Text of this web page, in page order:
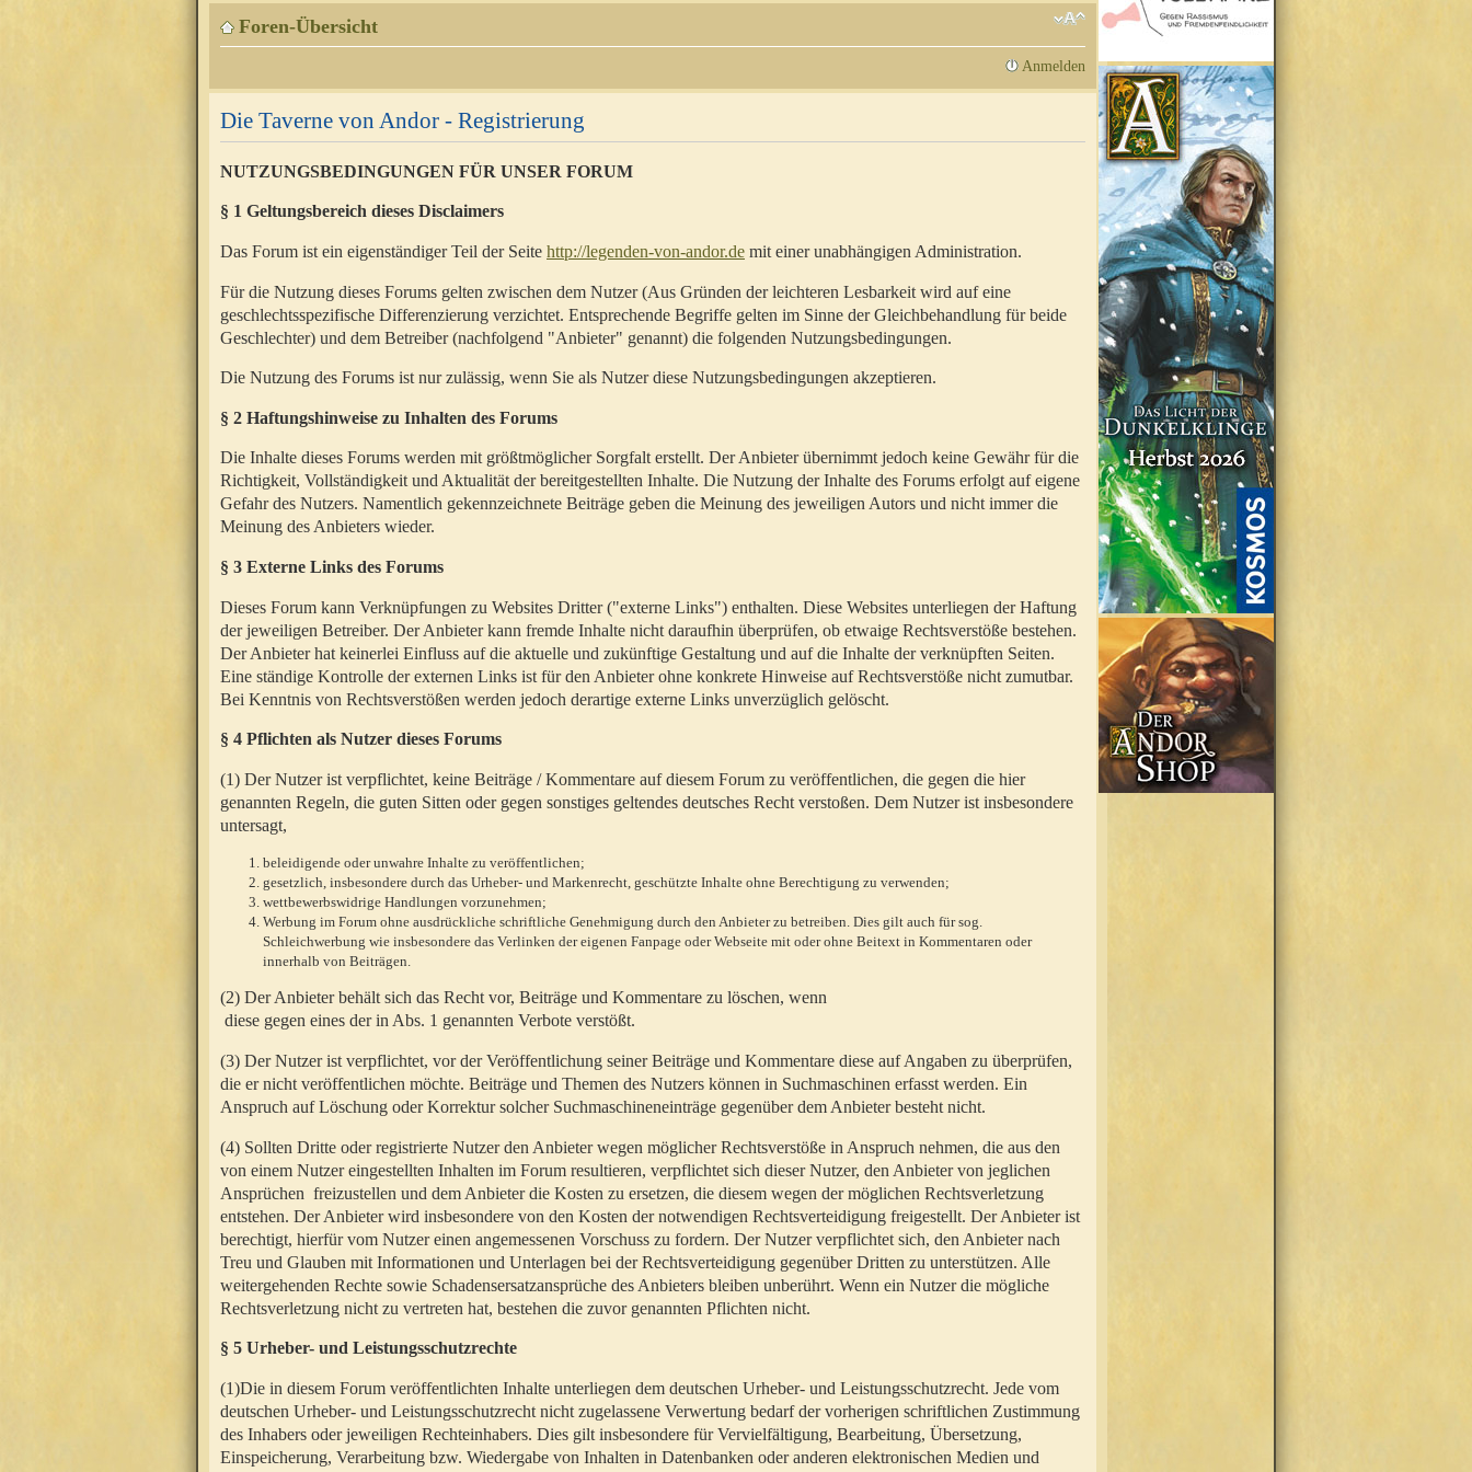
Foren-Übersicht
Anmelden
Die Taverne von Andor - Registrierung
NUTZUNGSBEDINGUNGEN FÜR UNSER FORUM
§ 1 Geltungsbereich dieses Disclaimers
Das Forum ist ein eigenständiger Teil der Seite http://legenden-von-andor.de mit einer unabhängigen Administration.
Für die Nutzung dieses Forums gelten zwischen dem Nutzer (Aus Gründen der leichteren Lesbarkeit wird auf eine
geschlechtsspezifische Differenzierung verzichtet. Entsprechende Begriffe gelten im Sinne der Gleichbehandlung für beide
Geschlechter) und dem Betreiber (nachfolgend "Anbieter" genannt) die folgenden Nutzungsbedingungen.
Die Nutzung des Forums ist nur zulässig, wenn Sie als Nutzer diese Nutzungsbedingungen akzeptieren.
§ 2 Haftungshinweise zu Inhalten des Forums
Die Inhalte dieses Forums werden mit größtmöglicher Sorgfalt erstellt. Der Anbieter übernimmt jedoch keine Gewähr für die
Richtigkeit, Vollständigkeit und Aktualität der bereitgestellten Inhalte. Die Nutzung der Inhalte des Forums erfolgt auf eigene
Gefahr des Nutzers. Namentlich gekennzeichnete Beiträge geben die Meinung des jeweiligen Autors und nicht immer die
Meinung des Anbieters wieder.
§ 3 Externe Links des Forums
Dieses Forum kann Verknüpfungen zu Websites Dritter ("externe Links") enthalten. Diese Websites unterliegen der Haftung
der jeweiligen Betreiber. Der Anbieter kann fremde Inhalte nicht daraufhin überprüfen, ob etwaige Rechtsverstöße bestehen.
Der Anbieter hat keinerlei Einfluss auf die aktuelle und zukünftige Gestaltung und auf die Inhalte der verknüpften Seiten.
Eine ständige Kontrolle der externen Links ist für den Anbieter ohne konkrete Hinweise auf Rechtsverstöße nicht zumutbar.
Bei Kenntnis von Rechtsverstößen werden jedoch derartige externe Links unverzüglich gelöscht.
§ 4 Pflichten als Nutzer dieses Forums
(1) Der Nutzer ist verpflichtet, keine Beiträge / Kommentare auf diesem Forum zu veröffentlichen, die gegen die hier
genannten Regeln, die guten Sitten oder gegen sonstiges geltendes deutsches Recht verstoßen. Dem Nutzer ist insbesondere
untersagt,
beleidigende oder unwahre Inhalte zu veröffentlichen;
gesetzlich, insbesondere durch das Urheber- und Markenrecht, geschützte Inhalte ohne Berechtigung zu verwenden;
wettbewerbswidrige Handlungen vorzunehmen;
Werbung im Forum ohne ausdrückliche schriftliche Genehmigung durch den Anbieter zu betreiben. Dies gilt auch für sog.
Schleichwerbung wie insbesondere das Verlinken der eigenen Fanpage oder Webseite mit oder ohne Beitext in Kommentaren oder
innerhalb von Beiträgen.
(2) Der Anbieter behält sich das Recht vor, Beiträge und Kommentare zu löschen, wenn
diese gegen eines der in Abs. 1 genannten Verbote verstößt.
(3) Der Nutzer ist verpflichtet, vor der Veröffentlichung seiner Beiträge und Kommentare diese auf Angaben zu überprüfen,
die er nicht veröffentlichen möchte. Beiträge und Themen des Nutzers können in Suchmaschinen erfasst werden. Ein
Anspruch auf Löschung oder Korrektur solcher Suchmaschineneinträge gegenüber dem Anbieter besteht nicht.
(4) Sollten Dritte oder registrierte Nutzer den Anbieter wegen möglicher Rechtsverstöße in Anspruch nehmen, die aus den
von einem Nutzer eingestellten Inhalten im Forum resultieren, verpflichtet sich dieser Nutzer, den Anbieter von jeglichen
Ansprüchen freizustellen und dem Anbieter die Kosten zu ersetzen, die diesem wegen der möglichen Rechtsverletzung
entstehen. Der Anbieter wird insbesondere von den Kosten der notwendigen Rechtsverteidigung freigestellt. Der Anbieter ist
berechtigt, hierfür vom Nutzer einen angemessenen Vorschuss zu fordern. Der Nutzer verpflichtet sich, den Anbieter nach
Treu und Glauben mit Informationen und Unterlagen bei der Rechtsverteidigung gegenüber Dritten zu unterstützen. Alle
weitergehenden Rechte sowie Schadensersatzansprüche des Anbieters bleiben unberührt. Wenn ein Nutzer die mögliche
Rechtsverletzung nicht zu vertreten hat, bestehen die zuvor genannten Pflichten nicht.
§ 5 Urheber- und Leistungsschutzrechte
(1)Die in diesem Forum veröffentlichten Inhalte unterliegen dem deutschen Urheber- und Leistungsschutzrecht. Jede vom
deutschen Urheber- und Leistungsschutzrecht nicht zugelassene Verwertung bedarf der vorherigen schriftlichen Zustimmung
des Inhabers oder jeweiligen Rechteinhabers. Dies gilt insbesondere für Vervielfältigung, Bearbeitung, Übersetzung,
Einspeicherung, Verarbeitung bzw. Wiedergabe von Inhalten in Datenbanken oder anderen elektronischen Medien und